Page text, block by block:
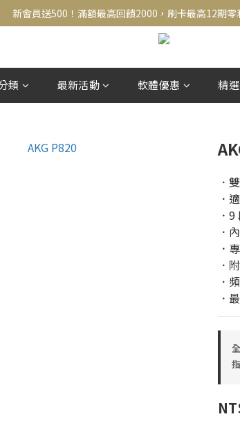
新會員送500！滿額最高回饋2000，刷卡最高12期
新會員送500！滿額最高回饋2000，刷卡最高12期
結帳頁選zingala銀角零卡分期，輕鬆
新會員送500！滿額最高回饋2000，刷卡最高12期
類 最新活動 軟體優惠 精
．
．
．
．
．
．
．
．